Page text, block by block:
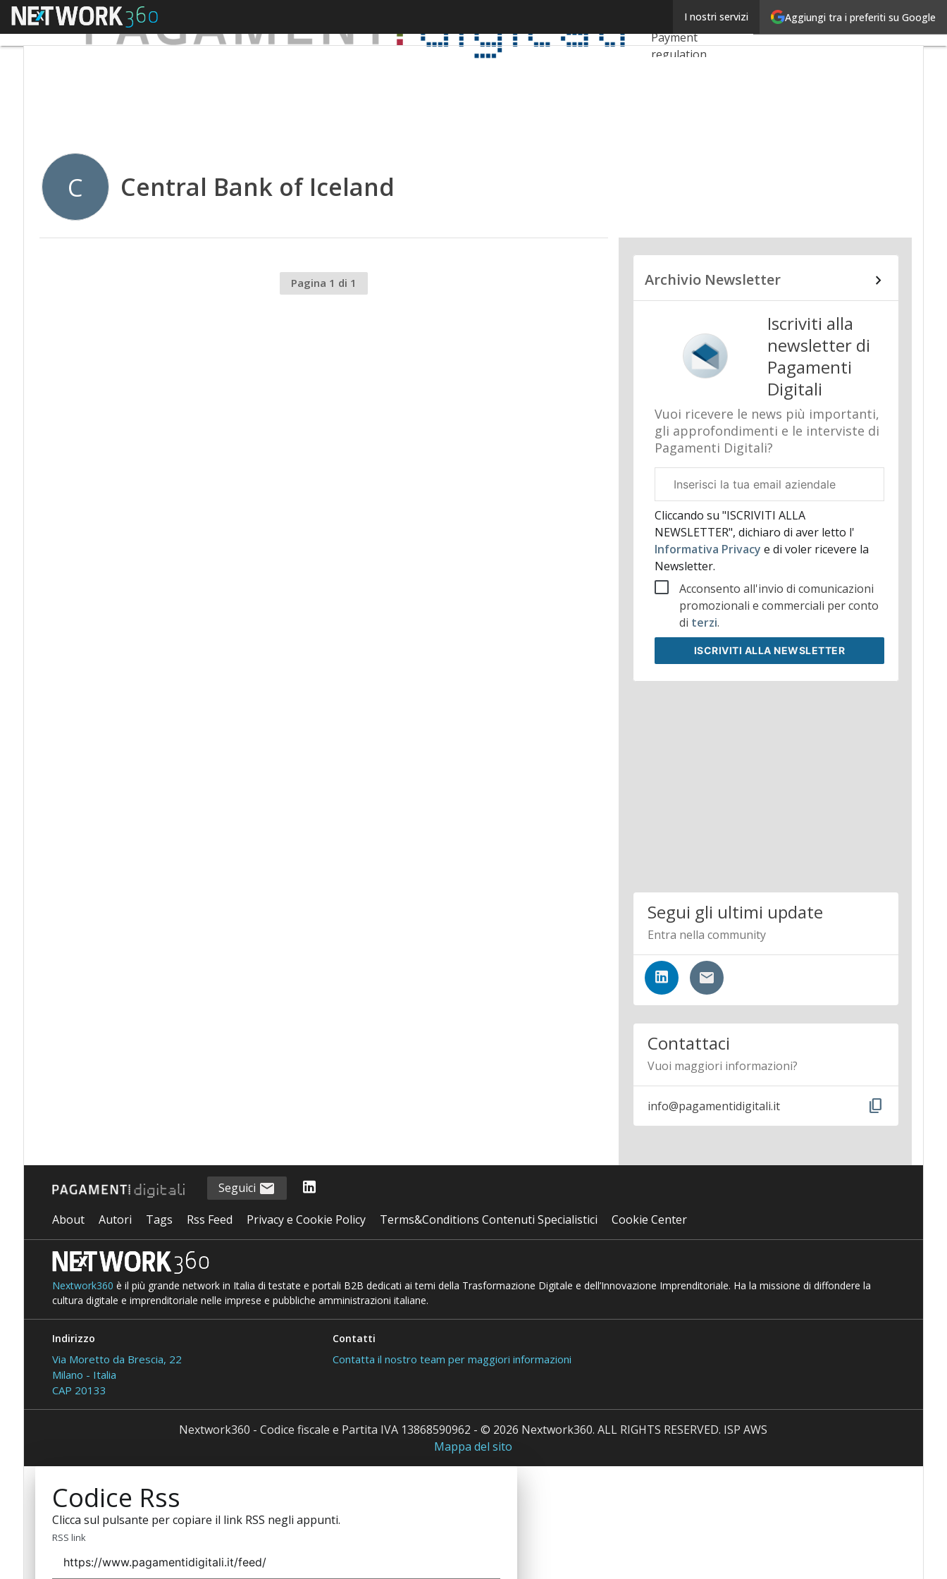
Aggiungi tra i preferiti su Google
I nostri servizi
Menu
Ultimi articoli
Payment
regulation
C Central Bank of Iceland
Pagina 1 di 1 Archivio Newsletter
Iscriviti alla
newsletter di
Pagamenti
Digitali
Vuoi ricevere le news più importanti,
gli approfondimenti e le interviste di
Pagamenti Digitali?
aziendale
Cliccando su "ISCRIVITI ALLA
NEWSLETTER", dichiaro di aver letto l'
Informativa Privacy e di voler ricevere la
Newsletter.
Acconsento all'invio di comunicazioni
promozionali e commerciali per conto
di terzi.
ISCRIVITI ALLA NEWSLETTER
Segui gli ultimi update
Entra nella community
Contattaci
Vuoi maggiori informazioni?
info@pagamentidigitali.it content_copy
Seguici
About Autori Tags Rss Feed Privacy e Cookie Policy Terms&Conditions Contenuti Specialistici Cookie Center
Nextwork360 è il più grande network in Italia di testate e portali B2B dedicati ai temi della Trasformazione Digitale e dell’Innovazione Imprenditoriale. Ha la missione di diffondere la
cultura digitale e imprenditoriale nelle imprese e pubbliche amministrazioni italiane.
Indirizzo
Via Moretto da Brescia, 22
Milano - Italia
CAP 20133
Contatti
Contatta il nostro team per maggiori informazioni
Nextwork360 - Codice fiscale e Partita IVA 13868590962 - © 2026 Nextwork360. ALL RIGHTS RESERVED. ISP AWS
Mappa del sito
Codice Rss
Clicca sul pulsante per copiare il link RSS negli appunti.
RSS link